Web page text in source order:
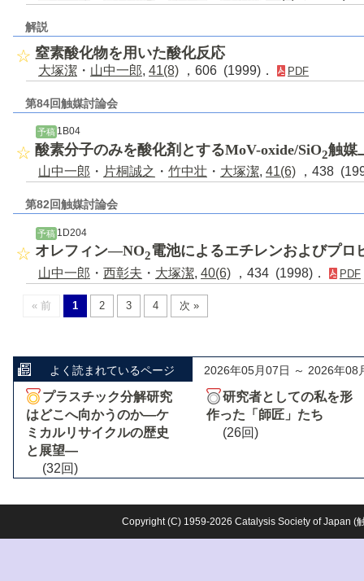
解説
窒素酸化物を用いた酸化反応
大塚潔 ・ 山中一郎, 41(8) ，606 (1999)． PDF
第84回触媒討論会
予稿 1B04
酸素分子のみを酸化剤とするMoV-oxide/SiO2触媒
山中一郎 ・ 片桐誠之 ・ 竹中壮 ・ 大塚潔, 41(6) ，438
第82回触媒討論会
予稿1D204
オレフィン―NO2電池によるエチレンおよびプロ
山中一郎 ・ 西彰夫 ・ 大塚潔, 40(6) ，434 (1998)． PDF
« 前 1 2 3 4 次 »
よく読まれているページ 2026年05月07日 ～ 2026年08
プラスチック分解研究
はどこへ向かうのか―ケ
ミカルリサイクルの歴史
と展望―
(32回)
研究者としての私を形
作った「師匠」たち
(26回)
Copyright (C) 1959-2026 Catalysis Society of Japan (